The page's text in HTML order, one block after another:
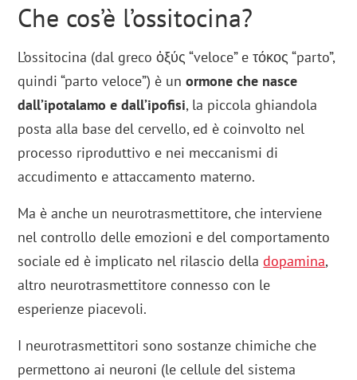
Che cos’è l’ossitocina?
L’ossitocina (dal greco ὀξύς “veloce” e τόκος “parto”,
quindi “parto veloce”) è un ormone che nasce
dall’ipotalamo e dall’ipofisi, la piccola ghiandola
posta alla base del cervello, ed è coinvolto nel
processo riproduttivo e nei meccanismi di
accudimento e attaccamento materno.
Ma è anche un neurotrasmettitore, che interviene
nel controllo delle emozioni e del comportamento
sociale ed è implicato nel rilascio delladopamina,
altro neurotrasmettitore connesso con le
esperienze piacevoli.
I neurotrasmettitori sono sostanze chimiche che
permettono ai neuroni (le cellule del sistema